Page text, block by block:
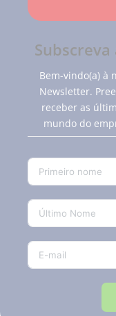
Bem-vindo(a) à
Newsletter.
receber as
mundo do